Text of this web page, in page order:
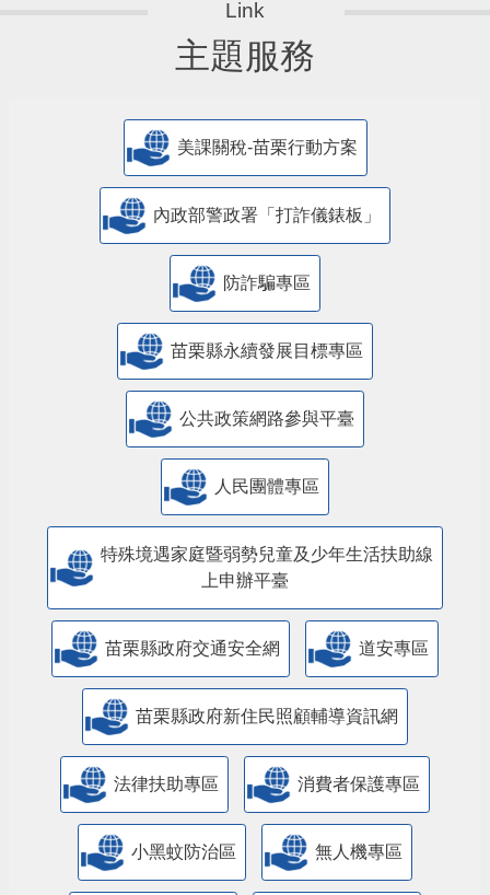
主題服務
美課關稅-苗栗行動方案
內政部警政署「打詐儀錶板」
防詐騙專區
苗栗縣永續發展目標專區
公共政策網路參與平臺
人民團體專區
特殊境遇家庭暨弱勢兒童及少年生活扶助線
上申辦平臺
苗栗縣政府交通安全網 道安專區
苗栗縣政府新住民照顧輔導資訊網
法律扶助專區 消費者保護專區
小黑蚊防治區 無人機專區